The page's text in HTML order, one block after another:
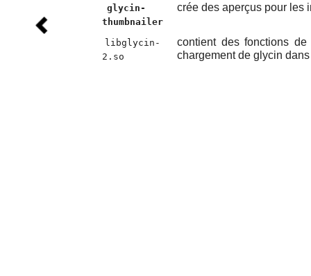
glycin-
thumbnailer
crée des aperçus pour les
libglycin-
2.so
contient des fonctions
chargement de glycin